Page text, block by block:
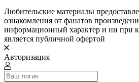
Любительские материалы
ознакомления от фанатов
информационный характер и ни при
является публичной офертой
Авторизация